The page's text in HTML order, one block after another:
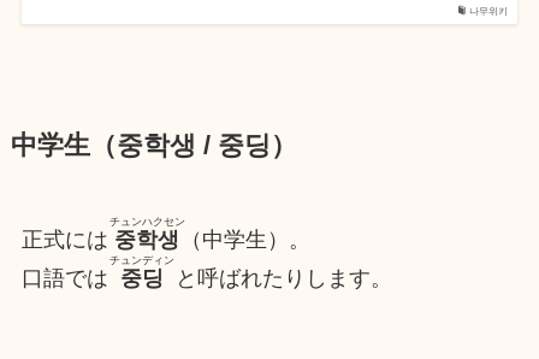
나무위키
中学生（중학생 / 중딩）
正式には 중학생
チュンハクセン
（中学生）。
口語では 중딩
チュンディン
と呼ばれたりします。